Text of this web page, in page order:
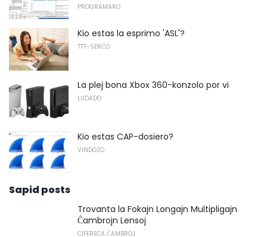
PROGRAMARO
Kio estas la esprimo 'ASL'?
TTT-SERĈO
La plej bona Xbox 360-konzolo por vi
LUDADO
Kio estas CAP-dosiero?
VINDOZO
Sapid posts
Trovanta la Fokajn Longajn Multipligajn
Ĉambrojn Lensoj
CIFERECA ĈAMBROJ